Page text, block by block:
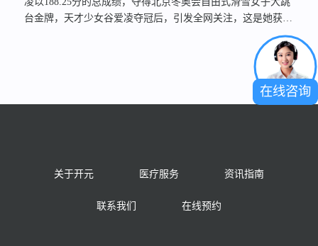
台金牌，天才少女谷爱凌夺冠后，引发全网关注，这是她获得
的首个冬奥会奖牌，也是中国运动员第一次参加冬奥会大跳台
比赛。此外，中国女足时隔16年再夺亚洲杯冠军，同样引起了
全民热血沸腾。热烈的运动氛围在全国范围内引发了一波又一
波的全民运动浪潮，为让更多运动爱好者能够快乐运动，健康
运动，上海开元骨科医院开设运动医学科，正在成为全国运动
发展。但不可忽视，运动中难免会出现各式损伤，尤其是对于
类损伤，给工作和生活带来影响，出现损伤时，患者常常困
关于开元 医疗服务 资讯指南
联系我们 在线预约
在线咨询